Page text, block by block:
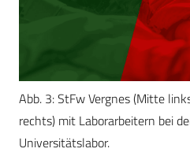
Abb. 3: StFw Vergnes (Mitte
rechts) mit Laborarbeitern bei
Universitätslabor.